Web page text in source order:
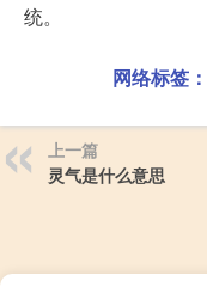
统。
网络标签：
上一篇
灵气是什么意思